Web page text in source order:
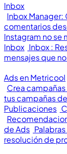
Inbox
Inbox
comentarios
Instagram no se
Inbox Inbox :
mensajes que
Ads en Metricool
Crea
tus campañas
Publicaciones
de Ads
resolución de